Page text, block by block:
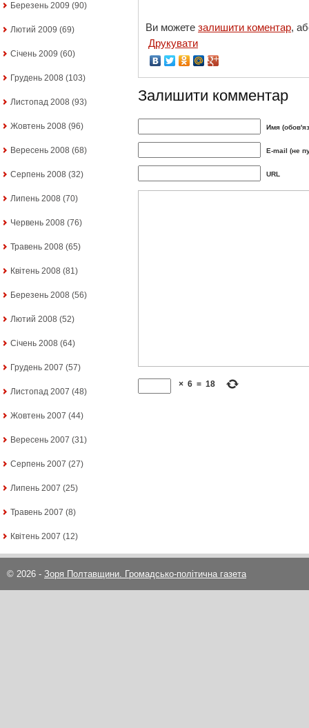
Березень 2009 (90)
Лютий 2009 (69)
Січень 2009 (60)
Грудень 2008 (103)
Листопад 2008 (93)
Жовтень 2008 (96)
Вересень 2008 (68)
Серпень 2008 (32)
Липень 2008 (70)
Червень 2008 (76)
Травень 2008 (65)
Квітень 2008 (81)
Березень 2008 (56)
Лютий 2008 (52)
Січень 2008 (64)
Грудень 2007 (57)
Листопад 2007 (48)
Жовтень 2007 (44)
Вересень 2007 (31)
Серпень 2007 (27)
Липень 2007 (25)
Травень 2007 (8)
Квітень 2007 (12)
Ви можете залишити коментар,
Друкувати
Залишити комментар
Имя
E-mail (не
URL
× 6 = 18
© 2026 - Зоря Полтавщини. Громадсько-політична газета